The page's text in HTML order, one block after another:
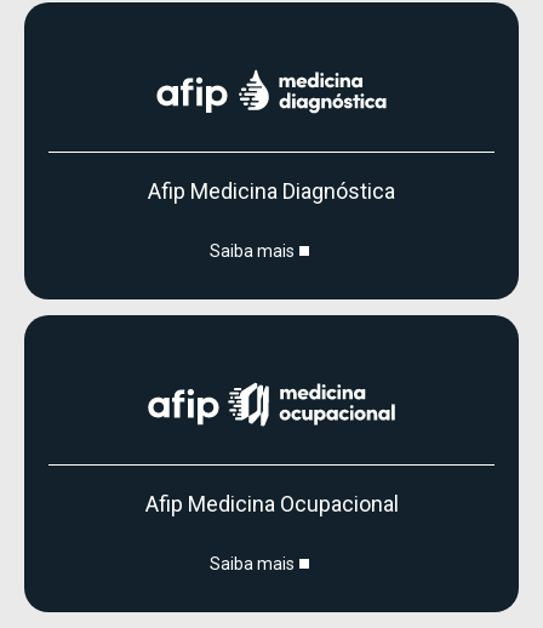
Afip Medicina Diagnóstica
Saiba mais
Afip Medicina Ocupacional
Saiba mais